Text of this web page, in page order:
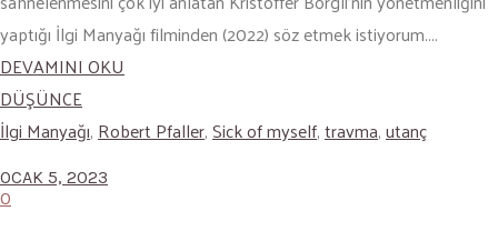
yaptığı İlgi Manyağı filminden (2022) söz etmek istiyorum....
DEVAMINI OKU
DÜŞÜNCE
İlgi Manyağı,Robert Pfaller,Sick of myself,travma,utanç
OCAK 5, 2023
0